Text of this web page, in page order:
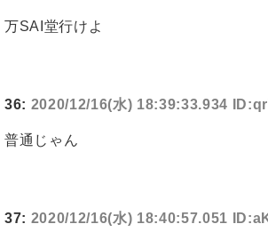
万SAI堂行けよ
36: 2020/12/16(水) 18:39:33.934
普通じゃん
37: 2020/12/16(水) 18:40:57.051